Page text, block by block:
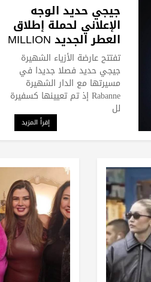
جيجي حديد الوجه
الإعلاني لحملة إطلاق
العطر الجديد MILLION
GOLD من Rabanne
تفتتح عارضة الأزياء الشهيرة
جيجي حديد فصلا جديدا في
مسيرتها مع الدار الشهيرة
Rabanne إذ تم تعيينها كسفيرة
لل
إقرأ المزيد